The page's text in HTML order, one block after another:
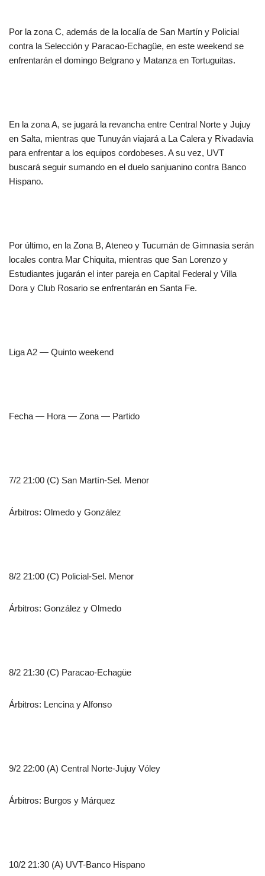
Por la zona C, además de la localía de San Martín y Policial
contra la Selección y Paracao-Echagüe, en este weekend se
enfrentarán el domingo Belgrano y Matanza en Tortuguitas.
En la zona A, se jugará la revancha entre Central Norte y Jujuy
en Salta, mientras que Tunuyán viajará a La Calera y Rivadavia
para enfrentar a los equipos cordobeses. A su vez, UVT
buscará seguir sumando en el duelo sanjuanino contra Banco
Hispano.
Por último, en la Zona B, Ateneo y Tucumán de Gimnasia serán
locales contra Mar Chiquita, mientras que San Lorenzo y
Estudiantes jugarán el inter pareja en Capital Federal y Villa
Dora y Club Rosario se enfrentarán en Santa Fe.
Liga A2 — Quinto weekend
Fecha — Hora — Zona — Partido
7/2 21:00 (C) San Martín-Sel. Menor
Árbitros: Olmedo y González
8/2 21:00 (C) Policial-Sel. Menor
Árbitros: González y Olmedo
8/2 21:30 (C) Paracao-Echagüe
Árbitros: Lencina y Alfonso
9/2 22:00 (A) Central Norte-Jujuy Vóley
Árbitros: Burgos y Márquez
10/2 21:30 (A) UVT-Banco Hispano